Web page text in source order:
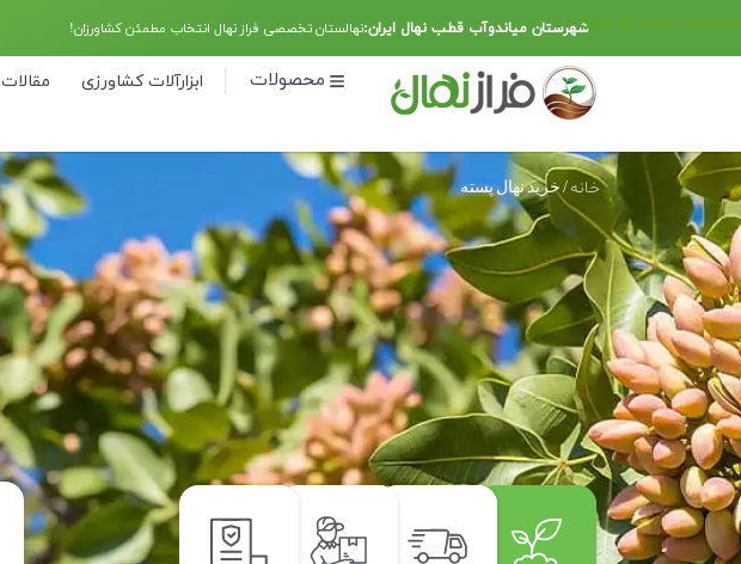
Skip to main contentشهرستان میاندوآب قطب نهال ایران:نهالستان تخصصی فراز نهال انتخاب مطمئن کشاورزان!
محصولات ابزارآلات کشاورزی مقالات
خانه خرید نهال پسته